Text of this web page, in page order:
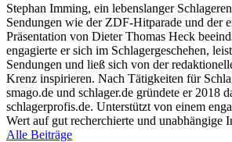
Stephan Imming, ein lebenslanger
Sendungen wie der ZDF-Hitparade und der
Präsentation von Dieter Thomas Heck
engagierte er sich im Schlagergeschehen,
Sendungen und ließ sich von der
Krenz inspirieren. Nach Tätigkeiten für
smago.de und schlager.de gründete er 2018
schlagerprofis.de. Unterstützt von einem
Wert auf gut recherchierte und unabhängige
Alle Beiträge